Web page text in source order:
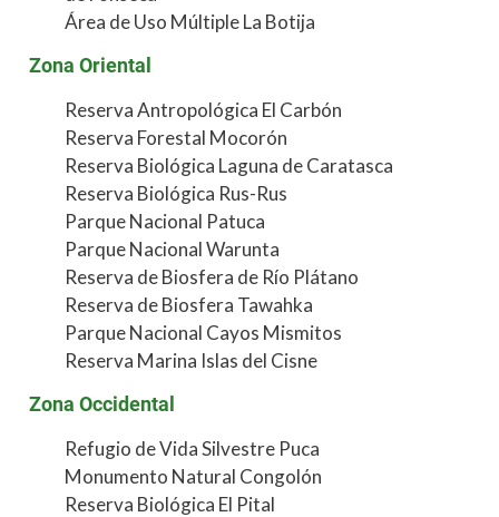
Área de Uso Múltiple La Botija
Zona Oriental
Reserva Antropológica El Carbón
Reserva Forestal Mocorón
Reserva Biológica Laguna de Caratasca
Reserva Biológica Rus-Rus
Parque Nacional Patuca
Parque Nacional Warunta
Reserva de Biosfera de Río Plátano
Reserva de Biosfera Tawahka
Parque Nacional Cayos Mismitos
Reserva Marina Islas del Cisne
Zona Occidental
Refugio de Vida Silvestre Puca
Monumento Natural Congolón
Reserva Biológica El Pital